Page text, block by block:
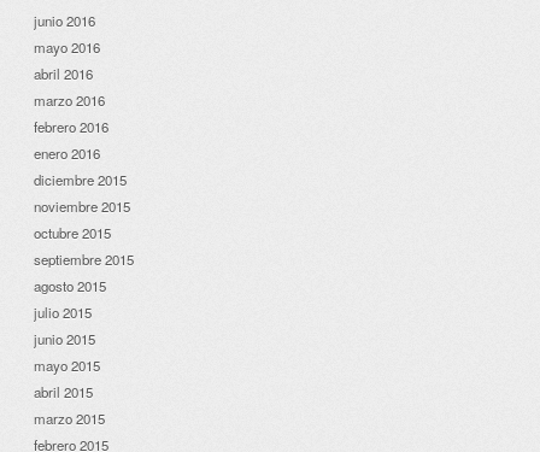
junio 2016
mayo 2016
abril 2016
marzo 2016
febrero 2016
enero 2016
diciembre 2015
noviembre 2015
octubre 2015
septiembre 2015
agosto 2015
julio 2015
junio 2015
mayo 2015
abril 2015
marzo 2015
febrero 2015